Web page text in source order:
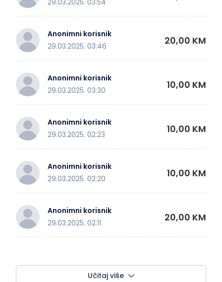
29.03.2025. 03:54
Anonimni korisnik
29.03.2025. 03:46
20,00 KM
Anonimni korisnik
29.03.2025. 03:30
10,00 KM
Anonimni korisnik
29.03.2025. 02:23
10,00 KM
Anonimni korisnik
29.03.2025. 02:20
10,00 KM
Anonimni korisnik
29.03.2025. 02:11
20,00 KM
Učitaj više